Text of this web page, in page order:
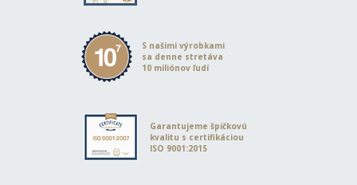
S našimi výrobkami
sa denne stretáva
10 miliónov ľudí
Garantujeme špičkovú
kvalitu s certifikáciou
ISO 9001:2015